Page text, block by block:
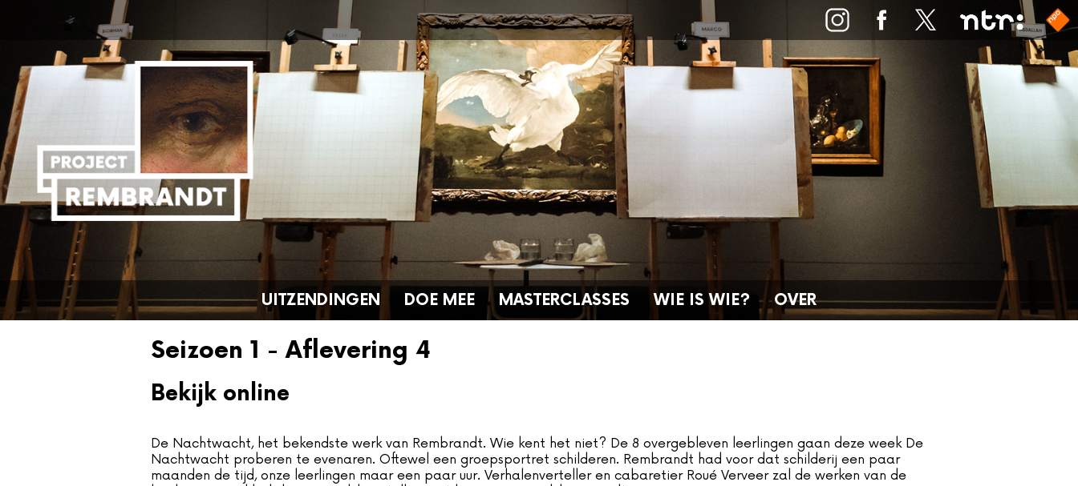
UITZENDINGEN DOE MEE MASTERCLASSES WIE IS WIE? OVER
Seizoen 1 - Aflevering 4
Bekijk online
Er is een licentie-fout opgetreden. Als het probleem
zich blijft voordoen, neem dan contact op met onze
De Nachtwacht, het bekendste werk van Rembrandt. Wie kent het niet? De 8 overgebleven leerlingen gaan deze week De
Nachtwacht proberen te evenaren. Oftewel een groepsportret schilderen. Rembrandt had voor dat schilderij een paar
maanden de tijd, onze leerlingen maar een paar uur. Verhalenverteller en cabaretier Roué Verveer zal de werken van de